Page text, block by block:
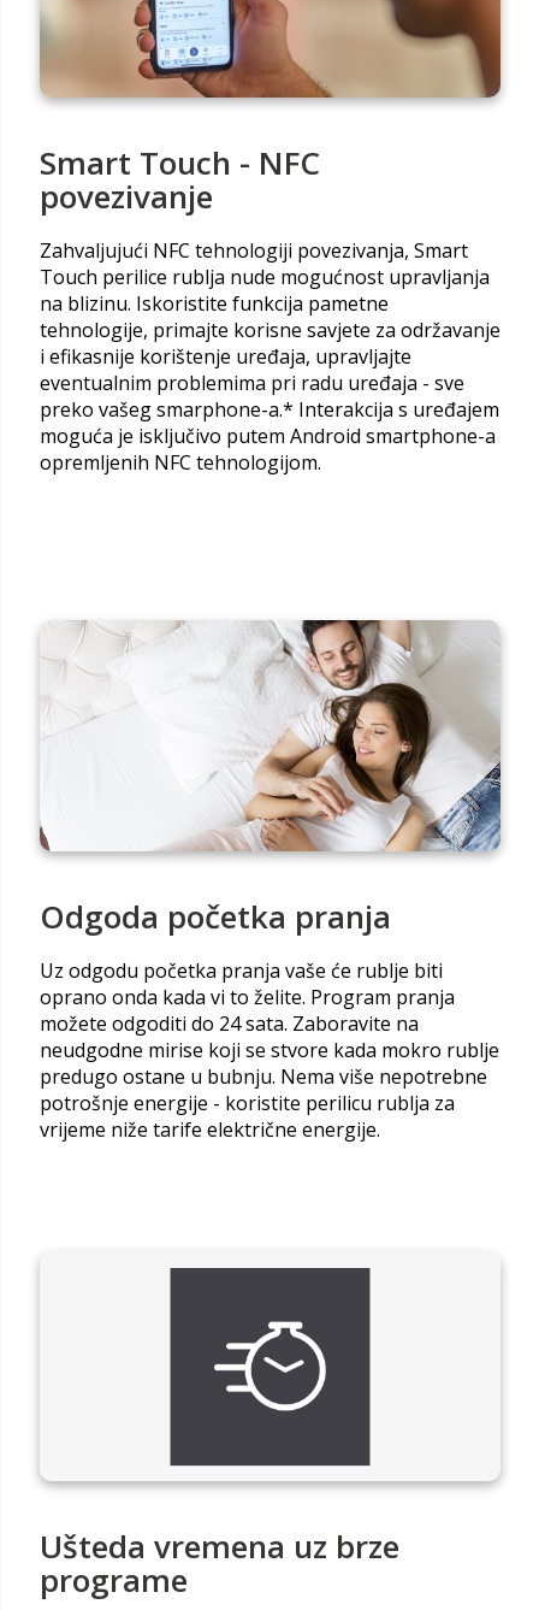
Smart Touch - NFC
povezivanje
Zahvaljujući NFC tehnologiji povezivanja, Smart
Touch perilice rublja nude mogućnost upravljanja
na blizinu. Iskoristite funkcija pametne
tehnologije, primajte korisne savjete za održavanje
i efikasnije korištenje uređaja, upravljajte
eventualnim problemima pri radu uređaja - sve
preko vašeg smarphone-a.* Interakcija s uređajem
moguća je isključivo putem Android smartphone-a
opremljenih NFC tehnologijom.
Odgoda početka pranja
Uz odgodu početka pranja vaše će rublje biti
oprano onda kada vi to želite. Program pranja
možete odgoditi do 24 sata. Zaboravite na
neudgodne mirise koji se stvore kada mokro rublje
predugo ostane u bubnju. Nema više nepotrebne
potrošnje energije - koristite perilicu rublja za
vrijeme niže tarife električne energije.
Ušteda vremena uz brze
programe